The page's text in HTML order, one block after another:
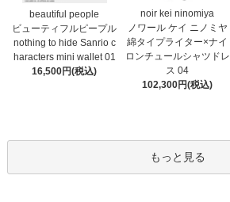
beautiful people
ビューティフルピープル
nothing to hide Sanrio c
haracters mini wallet⁠ 01
16,500円(税込)
noir kei ninomiya
ノワール ケイ ニノミヤ
綿タイプライター×ナイ
ロンチュールシャツドレ
ス 04
102,300円(税込)
もっと見る